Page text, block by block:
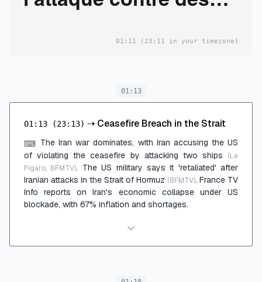
01:11 (23:11 in your timezone)
01:13
01:13 (23:13) ⇢ Ceasefire Breach in the Strait
⌨ The Iran war dominates, with Iran accusing the US
of violating the ceasefire by attacking two ships
(Le
Figaro, BFMTV). The US military says it 'retaliated' after
Iranian attacks in the Strait of Hormuz (BFMTV). France TV
Info reports on Iran's economic collapse under US
blockade, with 67% inflation and shortages.